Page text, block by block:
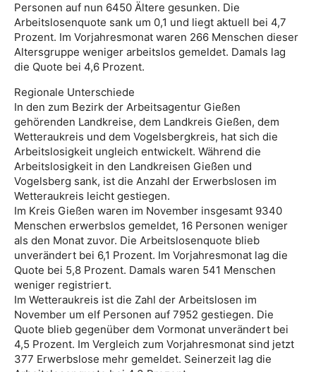
Personen auf nun 6450 Ältere gesunken. Die
Arbeitslosenquote sank um 0,1 und liegt aktuell bei 4,7
Prozent. Im Vorjahresmonat waren 266 Menschen dieser
Altersgruppe weniger arbeitslos gemeldet. Damals lag
die Quote bei 4,6 Prozent.
Regionale Unterschiede
In den zum Bezirk der Arbeitsagentur Gießen
gehörenden Landkreise, dem Landkreis Gießen, dem
Wetteraukreis und dem Vogelsbergkreis, hat sich die
Arbeitslosigkeit ungleich entwickelt. Während die
Arbeitslosigkeit in den Landkreisen Gießen und
Vogelsberg sank, ist die Anzahl der Erwerbslosen im
Wetteraukreis leicht gestiegen.
Im Kreis Gießen waren im November insgesamt 9340
Menschen erwerbslos gemeldet, 16 Personen weniger
als den Monat zuvor. Die Arbeitslosenquote blieb
unverändert bei 6,1 Prozent. Im Vorjahresmonat lag die
Quote bei 5,8 Prozent. Damals waren 541 Menschen
weniger registriert.
Im Wetteraukreis ist die Zahl der Arbeitslosen im
November um elf Personen auf 7952 gestiegen. Die
Quote blieb gegenüber dem Vormonat unverändert bei
4,5 Prozent. Im Vergleich zum Vorjahresmonat sind jetzt
377 Erwerbslose mehr gemeldet. Seinerzeit lag die